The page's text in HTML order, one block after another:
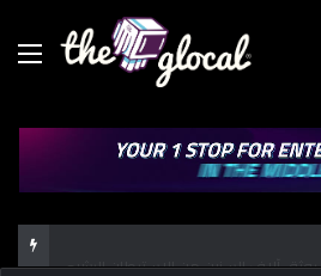
Menu